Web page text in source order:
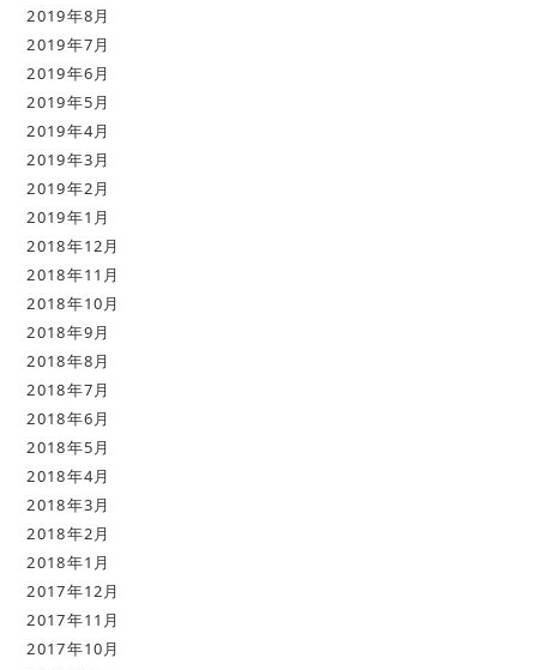
2019年8月
2019年7月
2019年6月
2019年5月
2019年4月
2019年3月
2019年2月
2019年1月
2018年12月
2018年11月
2018年10月
2018年9月
2018年8月
2018年7月
2018年6月
2018年5月
2018年4月
2018年3月
2018年2月
2018年1月
2017年12月
2017年11月
2017年10月